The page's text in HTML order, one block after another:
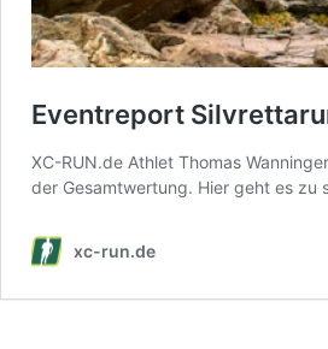
Eventreport
XC-RUN.de Athlet Thomas
der Gesamtwertung. Hier geht es zu
xc-run.de